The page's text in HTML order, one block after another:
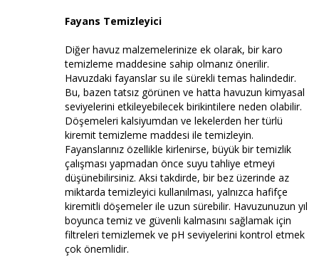
Fayans Temizleyici
Diğer havuz malzemelerinize ek olarak, bir karo
temizleme maddesine sahip olmanız önerilir.
Havuzdaki fayanslar su ile sürekli temas halindedir.
Bu, bazen tatsız görünen ve hatta havuzun kimyasal
seviyelerini etkileyebilecek birikintilere neden olabilir.
Döşemeleri kalsiyumdan ve lekelerden her türlü
kiremit temizleme maddesi ile temizleyin.
Fayanslarınız özellikle kirlenirse, büyük bir temizlik
çalışması yapmadan önce suyu tahliye etmeyi
düşünebilirsiniz. Aksi takdirde, bir bez üzerinde az
miktarda temizleyici kullanılması, yalnızca hafifçe
kiremitli döşemeler ile uzun sürebilir. Havuzunuzun yıl
boyunca temiz ve güvenli kalmasını sağlamak için
filtreleri temizlemek ve pH seviyelerini kontrol etmek
çok önemlidir.